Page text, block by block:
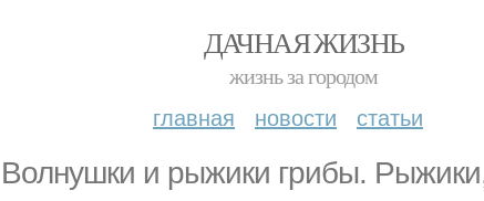
ДАЧНАЯ ЖИЗНЬ
жизнь за городом
главная новости статьи
Волнушки и рыжики грибы.